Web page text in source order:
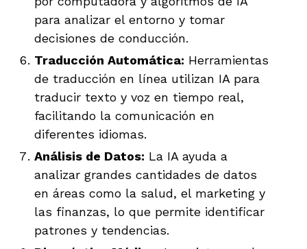
para analizar el entorno y tomar
decisiones de conducción.
Traducción Automática: Herramientas
de traducción en línea utilizan IA para
traducir texto y voz en tiempo real,
facilitando la comunicación en
diferentes idiomas.
Análisis de Datos: La IA ayuda a
analizar grandes cantidades de datos
en áreas como la salud, el marketing y
las finanzas, lo que permite identificar
patrones y tendencias.